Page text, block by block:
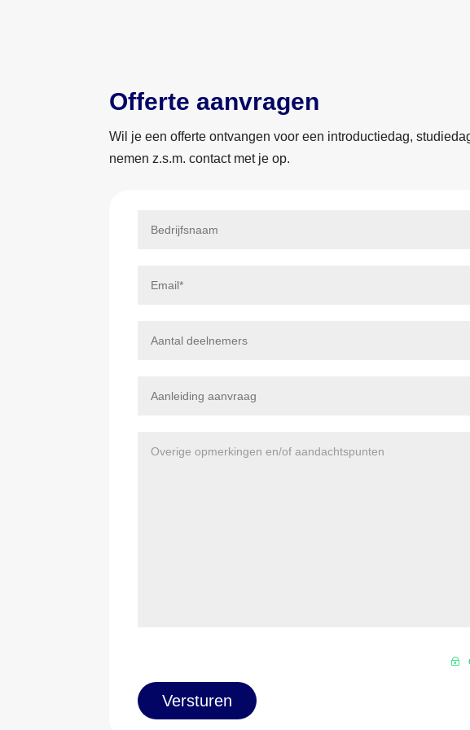
Offerte aanvragen
Wil je een offerte ontvangen voor een introductiedag,
nemen z.s.m. contact met je op.
Versturen